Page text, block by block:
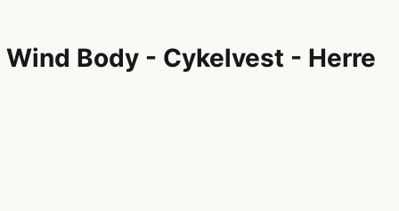
Wind Body - Cykelvest - Herre